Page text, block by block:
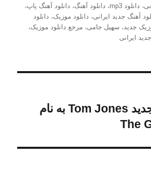
، دانلود mp3 ، دانلود آهنگ، دانلود آهنگ پاپ،
آهنگ جدید ایرانی، دانلود موزیک، دانلود
جدید، سهیل جامی، مرجع دانلود موزیک،
ایرانی
دانلود آلبوم جدید Tom Jones به نام
The